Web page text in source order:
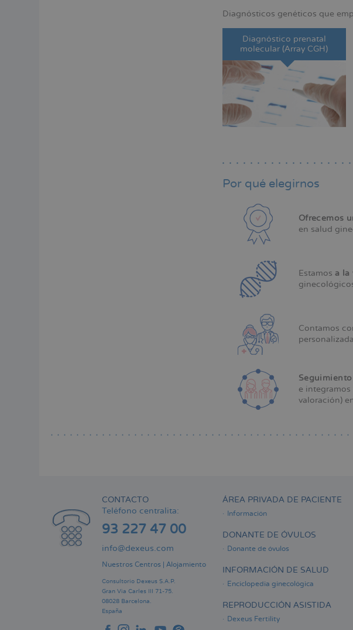
Diagnósticos genéticos que
Diagnóstico prenatal
molecular (Array CGH)
Por qué elegirnos
Ofrecemos
en salud
Estamos a la
Contamos
e
valoración)
CONTACTO
Teléfono centralita:
93 227 47 00
info@dexeus.com
Nuestros Centros Alojamiento
Consultorio Dexeus S.A.P.
Gran Via Carles III 71-75.
08028 Barcelona.
España
ÁREA PRIVADA DE PACIENTE
Información
DONANTE DE ÓVULOS
Donante de óvulos
INFORMACIÓN DE SALUD
Enciclopedia ginecológica
REPRODUCCIÓN ASISTIDA
Dexeus Fertility